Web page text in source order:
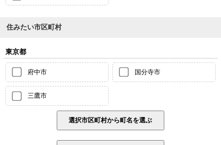
住みたい市区町村
東京都
府中市 国分寺市
三鷹市